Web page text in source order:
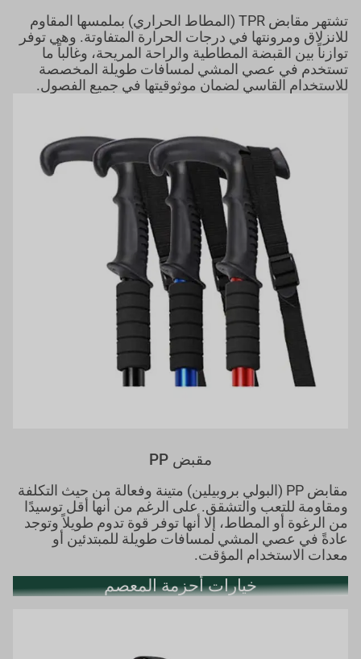
تشتهر مقابض TPR (المطاط الحراري) بملمسها المقاوم
للانزلاق ومرونتها في درجات الحرارة المتفاوتة. وهي توفر
توازناً بين القبضة المطاطية والراحة المريحة، وغالباً ما
تستخدم في عصي المشي لمسافات طويلة المخصصة
للاستخدام القاسي لضمان موثوقيتها في جميع الفصول.
مقبض PP
مقابض PP (البولي بروبيلين) متينة وفعالة من حيث التكلفة
ومقاومة للتعب والتشقق. على الرغم من أنها أقل توسيدًا
من الرغوة أو المطاط، إلا أنها توفر قوة تدوم طويلاً وتوجد
عادةً في عصي المشي لمسافات طويلة للمبتدئين أو
معدات الاستخدام المؤقت.
خيارات أحزمة المعصم